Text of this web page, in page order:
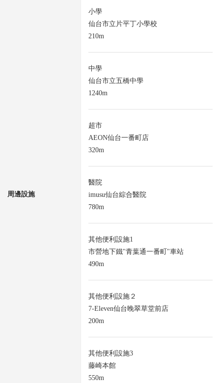
周邊設施
小學
仙台市立片平丁小學校
210m
中學
仙台市立五橋中學
1240m
超市
AEON仙台一番町店
320m
醫院
imusu仙台綜合醫院
780m
其他便利設施1
市營地下鐵"青葉通一番町"車站
490m
其他便利設施２
7-Eleven仙台晚翠草堂前店
200m
其他便利設施3
藤崎本館
550m